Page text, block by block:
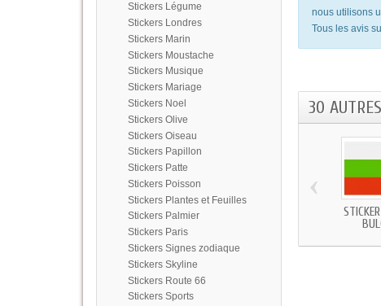
Stickers Légume
Stickers Londres
Stickers Marin
Stickers Moustache
Stickers Musique
Stickers Mariage
Stickers Noel
Stickers Olive
Stickers Oiseau
Stickers Papillon
Stickers Patte
Stickers Poisson
Stickers Plantes et Feuilles
Stickers Palmier
Stickers Paris
Stickers Signes zodiaque
Stickers Skyline
Stickers Route 66
Stickers Sports
nous utilisons
Tous les avis
30
‹